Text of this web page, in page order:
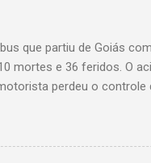
que partiu de Goiás
mortes e 36 feridos. O
perdeu o controle
em estado grave. As